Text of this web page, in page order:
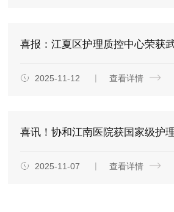
2025-11-12 查看详情
2025-11-07 查看详情